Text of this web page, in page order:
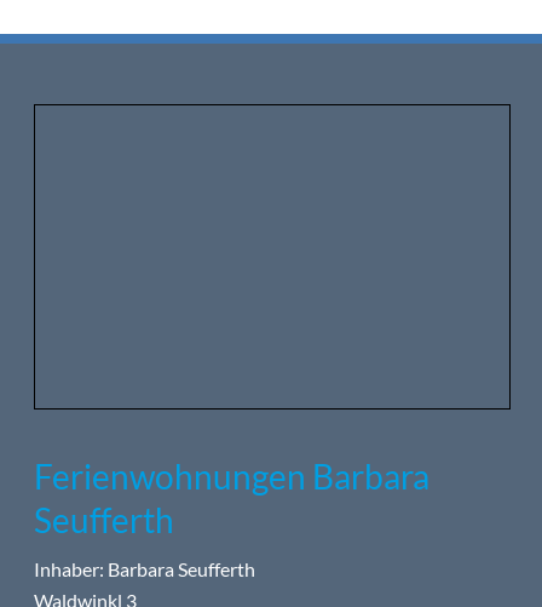
Ferienwohnungen Barbara
Seufferth
Inhaber: Barbara Seufferth
Waldwinkl 3